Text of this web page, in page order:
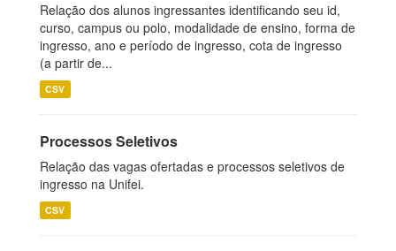
Relação dos alunos ingressantes identificando seu id,
curso, campus ou polo, modalidade de ensino, forma de
ingresso, ano e período de ingresso, cota de ingresso
(a partir de...
CSV
Processos Seletivos
Relação das vagas ofertadas e processos seletivos de
ingresso na Unifei.
CSV